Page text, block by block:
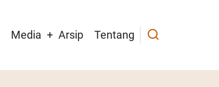
Media Arsip Tentang